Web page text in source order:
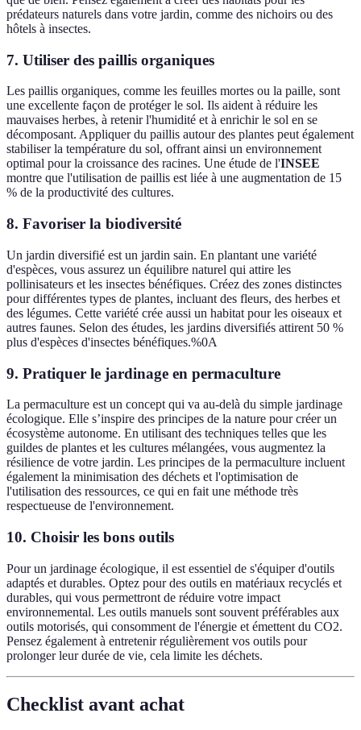
prédateurs naturels dans votre jardin, comme des nichoirs ou des
hôtels à insectes.
7. Utiliser des paillis organiques
Les paillis organiques, comme les feuilles mortes ou la paille, sont
une excellente façon de protéger le sol. Ils aident à réduire les
mauvaises herbes, à retenir l'humidité et à enrichir le sol en se
décomposant. Appliquer du paillis autour des plantes peut également
stabiliser la température du sol, offrant ainsi un environnement
optimal pour la croissance des racines. Une étude de l'INSEE
montre que l'utilisation de paillis est liée à une augmentation de 15
% de la productivité des cultures.
8. Favoriser la biodiversité
Un jardin diversifié est un jardin sain. En plantant une variété
d'espèces, vous assurez un équilibre naturel qui attire les
pollinisateurs et les insectes bénéfiques. Créez des zones distinctes
pour différentes types de plantes, incluant des fleurs, des herbes et
des légumes. Cette variété crée aussi un habitat pour les oiseaux et
autres faunes. Selon des études, les jardins diversifiés attirent 50 %
plus d'espèces d'insectes bénéfiques.%0A
9. Pratiquer le jardinage en permaculture
La permaculture est un concept qui va au-delà du simple jardinage
écologique. Elle s’inspire des principes de la nature pour créer un
écosystème autonome. En utilisant des techniques telles que les
guildes de plantes et les cultures mélangées, vous augmentez la
résilience de votre jardin. Les principes de la permaculture incluent
également la minimisation des déchets et l'optimisation de
l'utilisation des ressources, ce qui en fait une méthode très
respectueuse de l'environnement.
10. Choisir les bons outils
Pour un jardinage écologique, il est essentiel de s'équiper d'outils
adaptés et durables. Optez pour des outils en matériaux recyclés et
durables, qui vous permettront de réduire votre impact
environnemental. Les outils manuels sont souvent préférables aux
outils motorisés, qui consomment de l'énergie et émettent du CO2.
Pensez également à entretenir régulièrement vos outils pour
prolonger leur durée de vie, cela limite les déchets.
Checklist avant achat